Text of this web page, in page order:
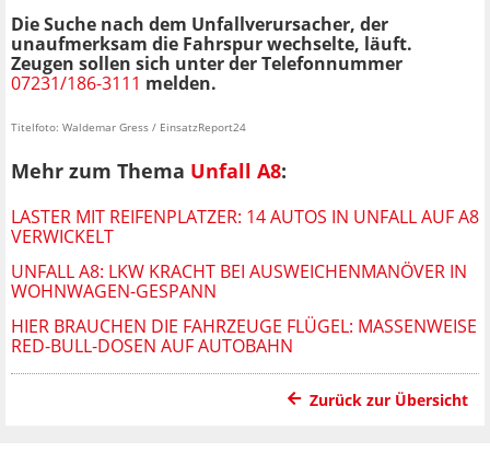
Die Suche nach dem Unfallverursacher, der
unaufmerksam die Fahrspur wechselte, läuft.
Zeugen sollen sich unter der Telefonnummer
07231/186-3111 melden.
Titelfoto: Waldemar Gress / EinsatzReport24
Mehr zum Thema Unfall A8:
LASTER MIT REIFENPLATZER: 14 AUTOS IN UNFALL AUF A8
VERWICKELT
UNFALL A8: LKW KRACHT BEI AUSWEICHENMANÖVER IN
WOHNWAGEN-GESPANN
HIER BRAUCHEN DIE FAHRZEUGE FLÜGEL: MASSENWEISE
RED-BULL-DOSEN AUF AUTOBAHN
Zurück zur Übersicht